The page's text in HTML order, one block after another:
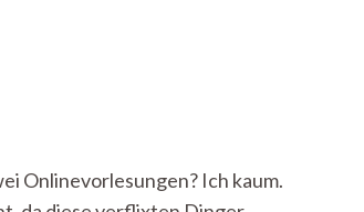
Onlinevorlesungen? Ich kaum.